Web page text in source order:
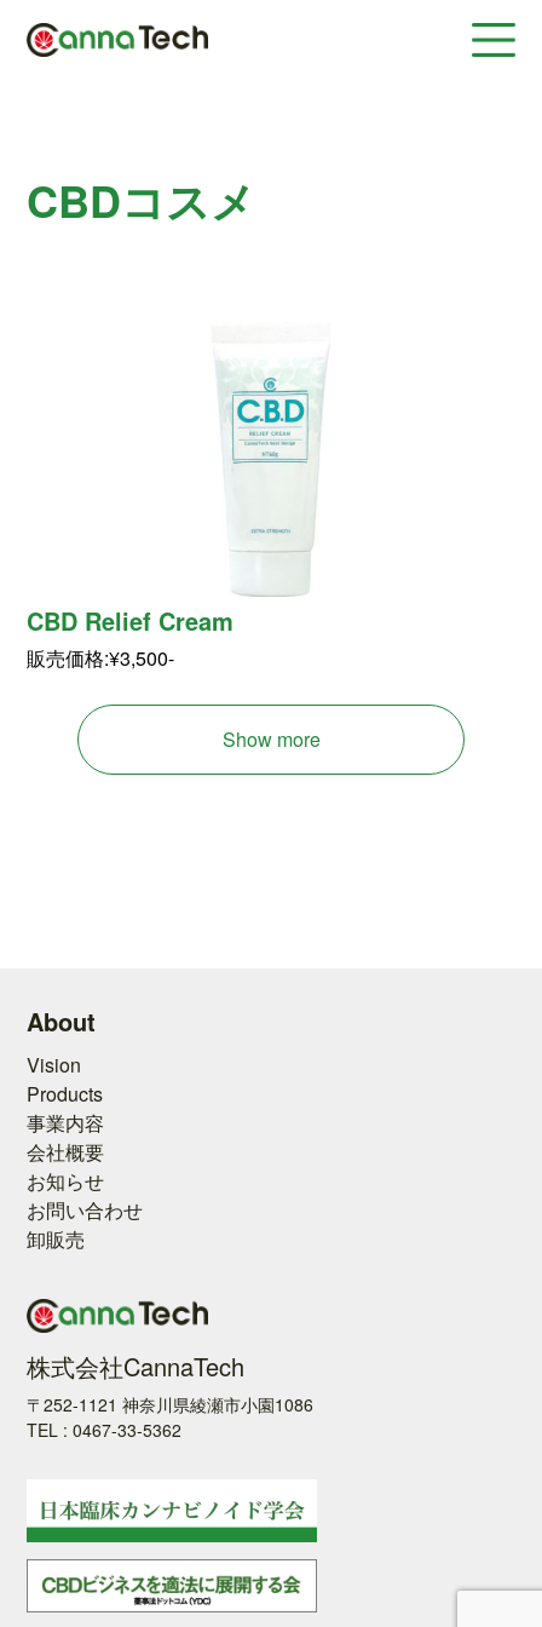
CBDコスメ
CBD Relief Cream
販売価格:¥3,500-
Show more
About
Vision
Products
事業内容
会社概要
お知らせ
お問い合わせ
卸販売
株式会社CannaTech
〒252-1121 神奈川県綾瀬市小園1086
TEL : 0467-33-5362